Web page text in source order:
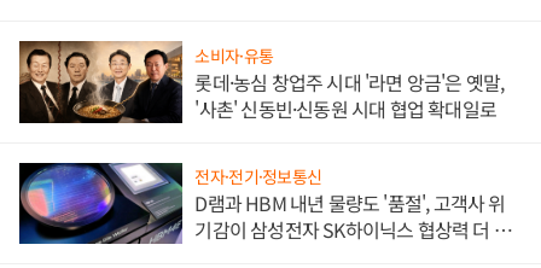
소비자·유통
롯데·농심 창업주 시대 '라면 앙금'은 옛말,
'사촌' 신동빈·신동원 시대 협업 확대일로
전자·전기·정보통신
D램과 HBM 내년 물량도 '품절', 고객사 위
기감이 삼성전자 SK하이닉스 협상력 더 키